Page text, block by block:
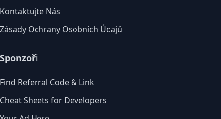
Kontaktujte Nás
Zásady Ochrany Osobních Údajů
Sponzoři
Find Referral Code & Link
Cheat Sheets for Developers